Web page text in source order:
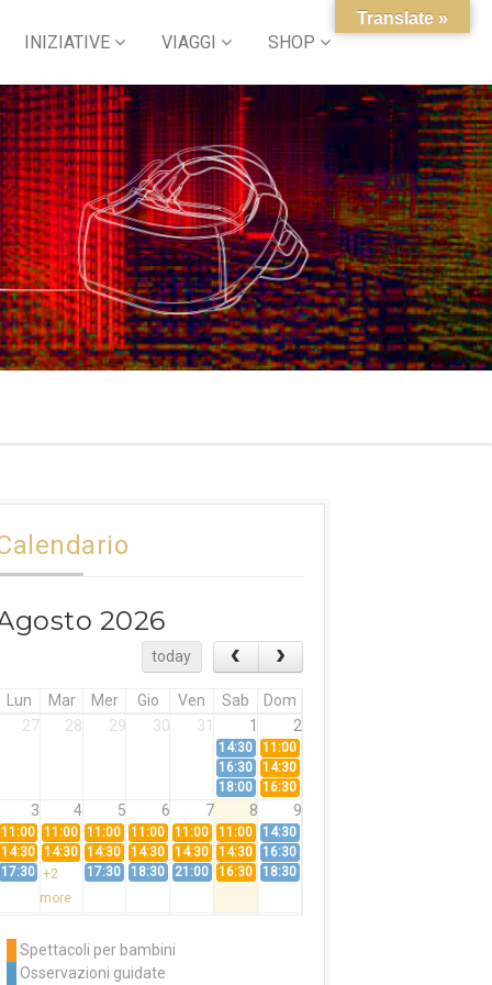
INIZIATIVE VIAGGI SHOP
2026
today
Lun Mar Mer Gio Ven Sab
Dom
27
28 29 30 31 1 2
14:30
11:00
16:30
14:30
18:00
16:30
3 4 5 6 7 8 9
11:00 11:00 11:00 11:00 11:00 11:00
14:30
14:30 14:30 14:30 14:30 14:30 14:30
16:30
17:30 +2
more
17:30 18:30 21:00 16:30 18:30
11:00
14:30
Spettacoli per bambini
Osservazioni guidate
Translate »